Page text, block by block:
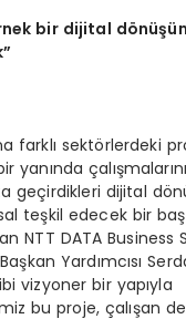
bir dijital dö
farklı sektörlerdeki
yanında
geçirdikleri dijital
teşkil edecek bir
NTT DATA Business
Yardımcısı
vizyoner bir yapıyla
bu proje, çalışan